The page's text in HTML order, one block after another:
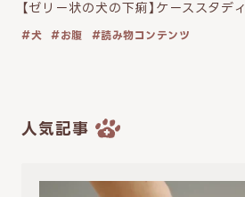
【ゼリー状の犬の下痢】ケーススタディ
犬 お腹 読み物コンテンツ
人気記事